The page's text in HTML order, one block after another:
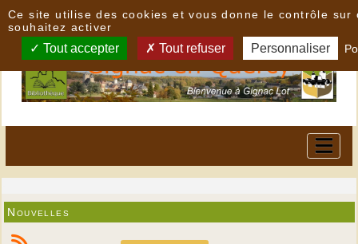
Nouvelles
Ce site utilise des cookies et vous donne le contrôle sur
souhaitez activer
Tout accepter Tout refuser Personnaliser